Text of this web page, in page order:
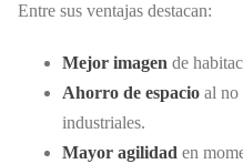
Entre sus ventajas destacan:
Mejor imagen de
Ahorro de espacio al no
industriales.
Mayor agilidad en